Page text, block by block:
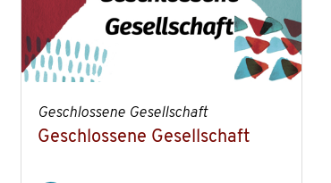
Geschlossene Gesellschaft
Geschlossene Gesellschaft